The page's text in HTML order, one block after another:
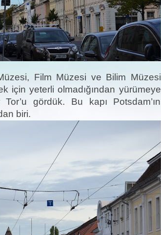
Film Müzesi ve Bilim Müzesi
için yeterli olmadığından yürümeye
gördük. Bu kapı Potsdam’ın
biri.